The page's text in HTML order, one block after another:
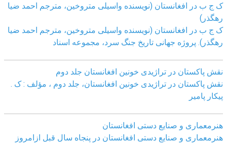
ک ج ب در افغانستان (نویسنده واسیلی متروخین، مترجم احمد ضیا
رهگذر)
ک ج ب در افغانستان (نویسنده واسیلی متروخین، مترجم احمد ضیا
رهگذر). پروژه جهانی تاریخ جنگ سرد، مجموعه اسناد
نقش پاکستان در تراژیدی خونین افغانستان جلد دوم
نقش پاکستان در تراژیدی خونین افغانستان، جلد دوم ، مؤلف : ک .
پیکار پامیر
هنرمعماری و صنایع دستی افغانستان
هنرمعماری و صنایع دستی افغانستان در پنجاه سال قبل ازامروز